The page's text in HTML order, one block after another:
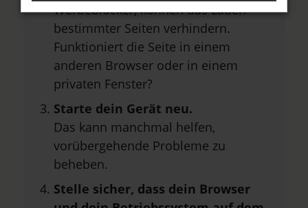
Werbeblocker, können das Laden
bestimmter Seiten verhindern.
Funktioniert die Seite in einem
anderen Browser oder in einem
privaten Fenster?
Starte dein Gerät neu.
Das kann manchmal helfen,
vorübergehende Probleme zu
beheben.
Stelle sicher, dass dein Browser